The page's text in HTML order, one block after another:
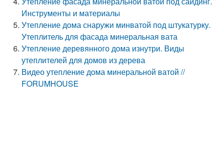
Инструменты и материалы
Утепление дома снаружи минватой под штукатурку.
Утеплитель для фасада минеральная вата
Утепление деревянного дома изнутри. Виды
утеплителей для домов из дерева
Видео утепление дома минеральной ватой //
FORUMHOUSE